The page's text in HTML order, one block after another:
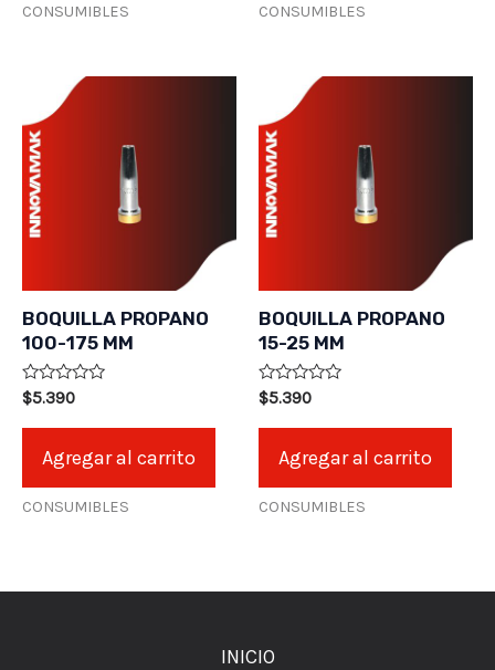
CONSUMIBLES CONSUMIBLES
BOQUILLA PROPANO
100-175 MM
Valorado
en
0
$5.390
Agregar al carrito
CONSUMIBLES
BOQUILLA PROPANO
15-25 MM
Valorado
en
0
$5.390
Agregar al carrito
CONSUMIBLES
INICIO